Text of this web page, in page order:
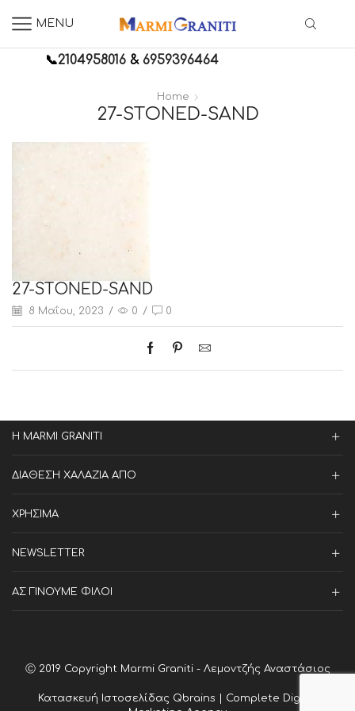
MENU
📞2104958016 &6959396464
Home
27-STONED-SAND
27-STONED-SAND
8 Μαΐου, 2023 / 0 / 0
Η MARMI GRANITI
ΔΙΑΘΕΣΗ ΧΑΛΑΖΙΑ ΑΠΟ
ΧΡΗΣΙΜΑ
NEWSLETTER
ΑΣ ΓΙΝΟΥΜΕ ΦΙΛΟΙ
Ⓒ 2019 Copyright Marmi Graniti - Λεμοντζής Αναστάσιος
Κατασκευή Ιστοσελίδας Qbrains | Complete Digital